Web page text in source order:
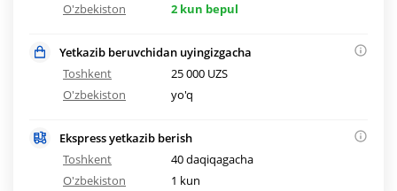
O'zbekiston
2 kun bepul
Yetkazib beruvchidan uyingizgacha
Toshkent
25 000 UZS
O'zbekiston
yo'q
Ekspress yetkazib berish
Toshkent
40 daqiqagacha
O'zbekiston
1 kun